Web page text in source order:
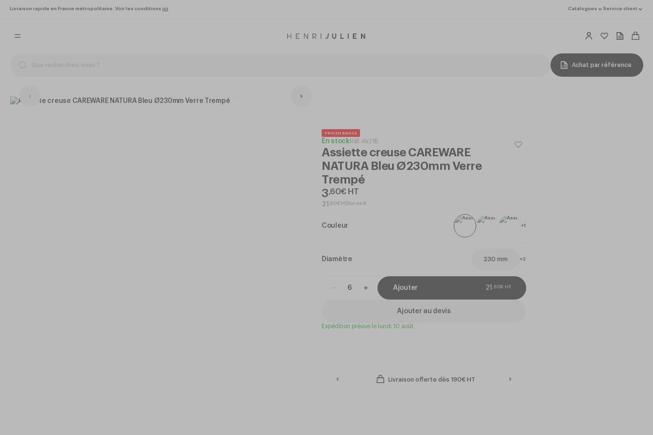
Livraison rapide en France métropolitaine. Voir les conditions ici . Catalogues Service client
Achat par référence
PRIX EN BAISSE
En stock Réf. AV21B
Assiette creuse CAREWARE
NATURA Bleu Ø230mm Verre
Trempé
3,60€ HT
21 60€ HT/lot de 6
Couleur +1
Diamètre 230 mm +3
Ajouter 21 60€ HT
Ajouter au devis
Expédition prévue le lundi 10 août
Livraison offerte dès 190€ HT